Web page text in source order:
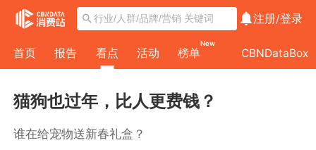
注册/登录
首页 报告 看点 活动 榜单
New
CBNDataBox
猫狗也过年，比人更费钱？
谁在给宠物送新春礼盒？